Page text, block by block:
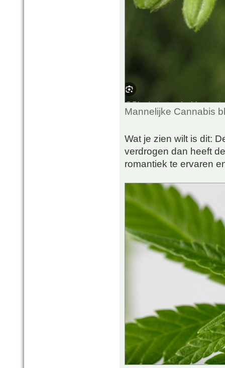
Mannelijke Cannabis
Wat je zien wilt is dit:
verdrogen dan heeft
romantiek te ervaren